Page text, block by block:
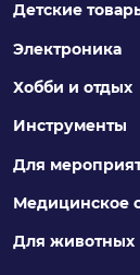
Детские
Электроника
Хобби и отдых
Инструменты
Для
Медицинское
Для животных